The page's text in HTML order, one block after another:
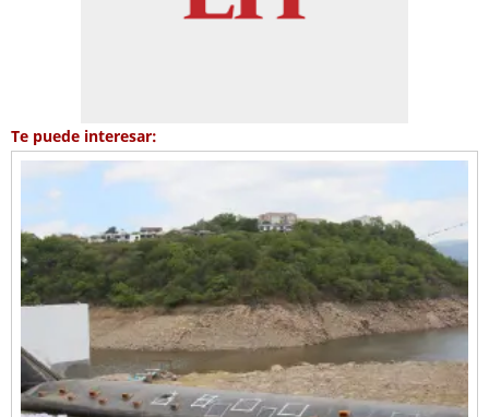
Te puede interesar: